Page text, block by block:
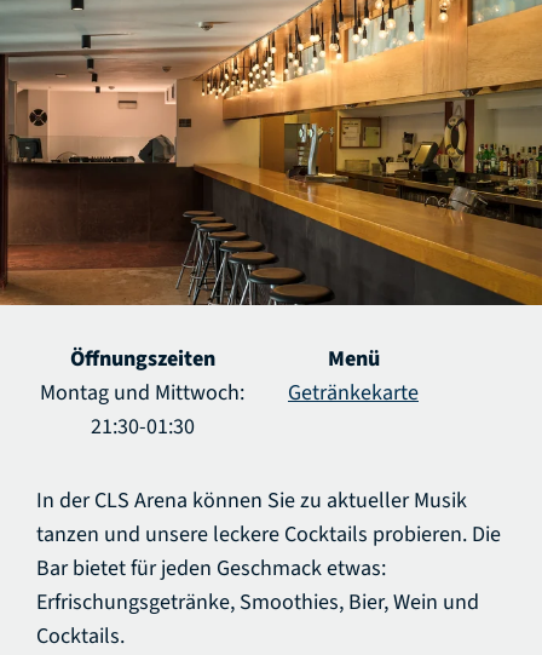
Öffnungszeiten
Montag und Mittwoch:
21:30-01:30
Menü
Getränkekarte
In der CLS Arena können Sie zu aktueller Musik
tanzen und unsere leckere Cocktails probieren. Die
Bar bietet für jeden Geschmack etwas:
Erfrischungsgetränke, Smoothies, Bier, Wein und
Cocktails.